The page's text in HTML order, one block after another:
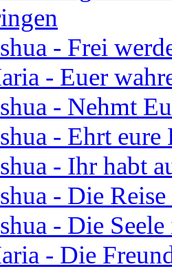
- Frei
- Euer
- Nehmt
- Ehrt
- Ihr habt
- Die
- Die
- Die